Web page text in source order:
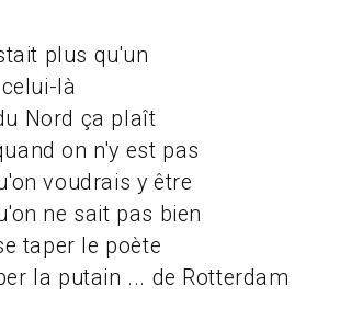
plus qu'un
là
Nord ça plaît
on n'y est pas
voudrais y être
ne sait pas bien
taper le poète
la putain ... de Rotterdam